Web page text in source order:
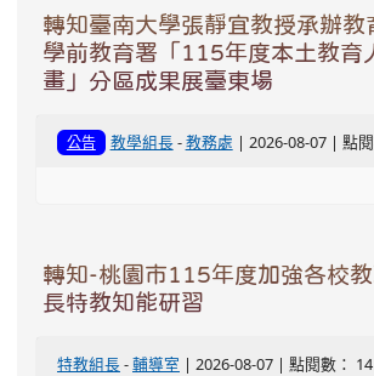
轉知臺南大學張靜宜教授承辦教
學前教育署「115年度本土教育
畫」分區成果展臺東場
公告 教學組長-教務處 | 2026-08-07 | 點
轉知-桃園市115年度加強各校
長特教知能研習
特教組長-輔導室 | 2026-08-07 | 點閱數： 14